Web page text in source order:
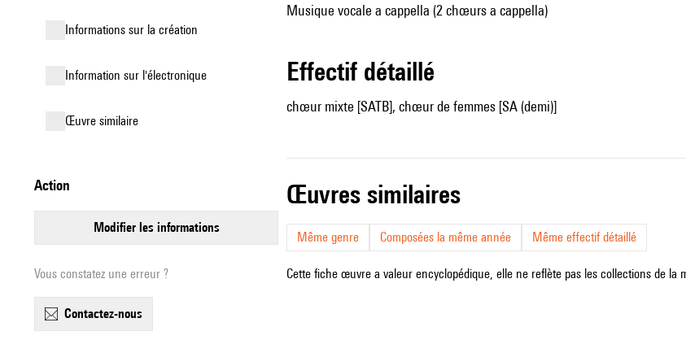
informations sur la création
Information sur l'électronique
œuvre similaire
action
modifier les informations
Vous constatez une erreur ?
contactez-nous
Musique vocale a cappella (2 chœurs a cappella)
effectif détaillé
chœur mixte [SATB], chœur de femmes [SA (demi)]
œuvres similaires
Même genre Composées la même année Même effectif détaillé
Cette fiche œuvre a valeur encyclopédique, elle ne reflète pas les collections de